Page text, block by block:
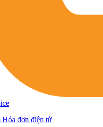
Hóa đơn điện tử